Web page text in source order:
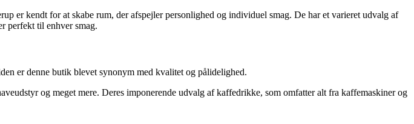
er kendt for at skabe rum, der afspejler personlighed og individuel smag. De har et varieret udvalg af
perfekt til enhver smag.
er denne butik blevet synonym med kvalitet og pålidelighed.
og meget mere. Deres imponerende udvalg af kaffedrikke, som omfatter alt fra kaffemaskiner og